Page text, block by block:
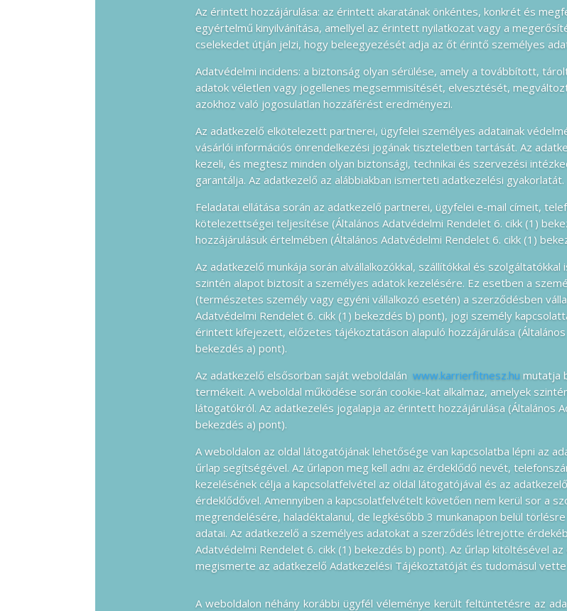
Az érintett hozzájárulása: az érintett akaratának önkéntes, konkrét és
egyértelmű kinyilvánítása, amellyel az érintett nyilatkozat vagy a
cselekedet útján jelzi, hogy beleegyezését adja az őt érintő személyes
Adatvédelmi incidens: a biztonság olyan sérülése, amely a továbbított,
adatok véletlen vagy jogellenes megsemmisítését, elvesztését,
azokhoz való jogosulatlan hozzáférést eredményezi.
Az adatkezelő elkötelezett partnerei, ügyfelei személyes adatainak
vásárlói információs önrendelkezési jogának tiszteletben tartását. Az
kezeli, és megtesz minden olyan biztonsági, technikai és szervezési
garantálja. Az adatkezelő az alábbiakban ismerteti adatkezelési gyakorlatát.
Feladatai ellátása során az adatkezelő partnerei, ügyfelei e-mail címeit,
kötelezettségei teljesítése (Általános Adatvédelmi Rendelet 6. cikk (1)
hozzájárulásuk értelmében (Általános Adatvédelmi Rendelet 6. cikk (1)
Az adatkezelő munkája során alvállalkozókkal, szállítókkal és
szintén alapot biztosít a személyes adatok kezelésére. Ez esetben a
(természetes személy vagy egyéni vállalkozó esetén) a szerződésben
Adatvédelmi Rendelet 6. cikk (1) bekezdés b) pont), jogi személy
érintett kifejezett, előzetes tájékoztatáson alapuló hozzájárulása
bekezdés a) pont).
Az adatkezelő elsősorban saját weboldalán www.karrierfitnesz.hu mutatja
termékeit. A weboldal működése során cookie-kat alkalmaz, amelyek
látogatókról. Az adatkezelés jogalapja az érintett hozzájárulása (Általános
bekezdés a) pont).
A weboldalon az oldal látogatójának lehetősége van kapcsolatba lépni az
űrlap segítségével. Az űrlapon meg kell adni az érdeklődő nevét,
kezelésének célja a kapcsolatfelvétel az oldal látogatójával és az
érdeklődővel. Amennyiben a kapcsolatfelvételt követően nem kerül sor a
megrendelésére, haladéktalanul, de legkésőbb 3 munkanapon belül
adatai. Az adatkezelő a személyes adatokat a szerződés létrejötte
Adatvédelmi Rendelet 6. cikk (1) bekezdés b) pont). Az űrlap kitöltésével
megismerte az adatkezelő Adatkezelési Tájékoztatóját és tudomásul
A weboldalon néhány korábbi ügyfél véleménye került feltüntetésre az